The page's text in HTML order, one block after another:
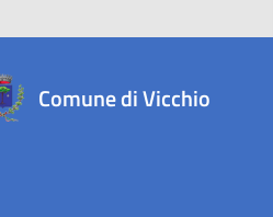
Comune di Vicchio